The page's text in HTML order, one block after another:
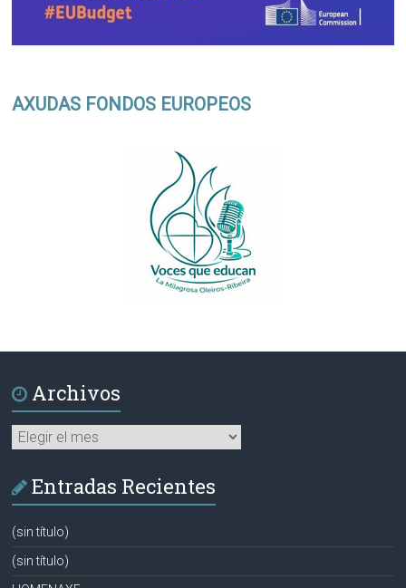
AXUDAS FONDOS EUROPEOS
Archivos
Archivos
Entradas Recientes
(sin título)
(sin título)